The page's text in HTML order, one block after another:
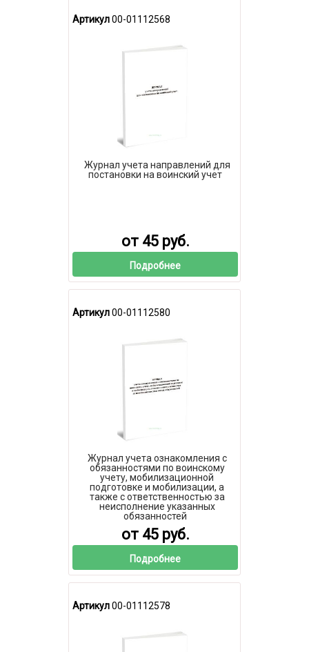
Артикул00-01112568
Журнал учета направлений для
постановки на воинский учет
от 45 руб.
Подробнее
Артикул00-01112580
Журнал учета ознакомления с
обязанностями по воинскому
учету, мобилизационной
подготовке и мобилизации, а
также с ответственностью за
неисполнение указанных
обязанностей
от 45 руб.
Подробнее
Артикул00-01112578